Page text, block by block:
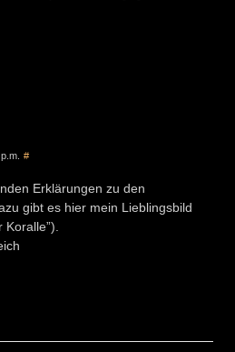
#
Erklärungen zu den
gibt es hier mein Lieblingsbild
Koralle”).